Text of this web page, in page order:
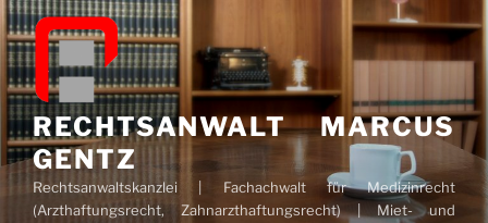
Zum
Inhalt
springen
RECHTSANWALT MARCUS
GENTZ
Rechtsanwaltskanzlei | Fachachwalt für Medizinrecht
(Arzthaftungsrecht, Zahnarzthaftungsrecht) | Miet- und